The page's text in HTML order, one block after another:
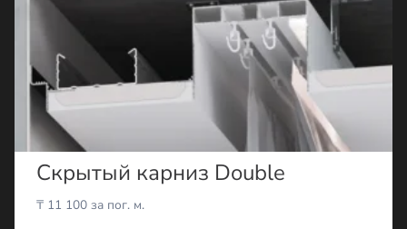
Скрытый карниз Double
₸ 11 100 за пог. м.